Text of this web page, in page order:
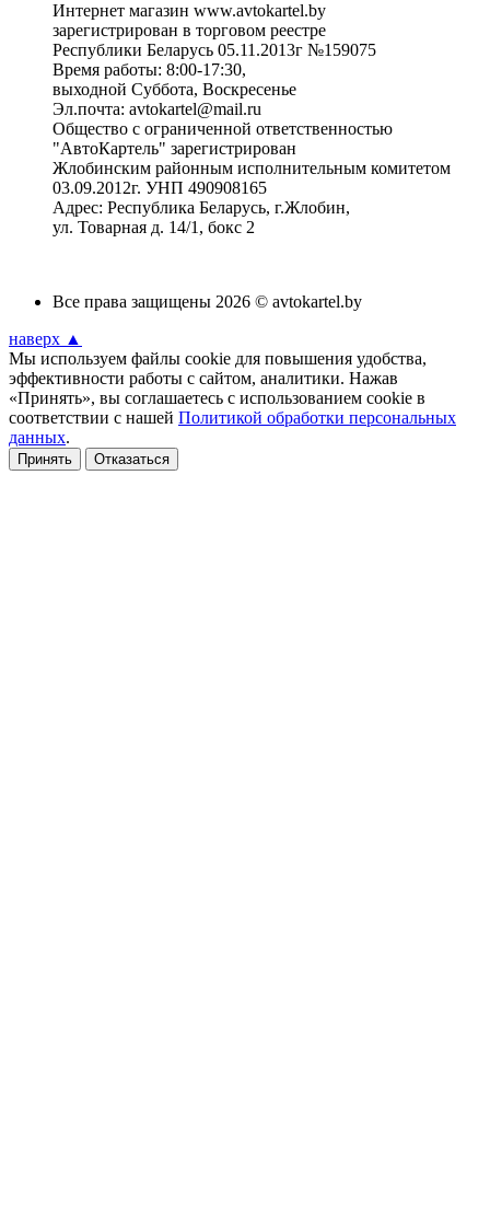
Интернет магазин www.avtokartel.by
зарегистрирован в торговом реестре
Республики Беларусь 05.11.2013г №159075
Время работы: 8:00-17:30,
выходной Суббота, Воскресенье
Эл.почта: avtokartel@mail.ru
Общество с ограниченной ответственностью
"АвтоКартель" зарегистрирован
Жлобинским районным исполнительным комитетом
03.09.2012г. УНП 490908165
Адрес: Республика Беларусь, г.Жлобин,
ул. Товарная д. 14/1, бокс 2
Все права защищены 2026 © avtokartel.by
наверх ▲
Мы используем файлы cookie для повышения удобства,
эффективности работы с сайтом, аналитики. Нажав
«Принять», вы соглашаетесь с использованием cookie в
соответствии с нашей Политикой обработки персональных
данных.
Принять Отказаться